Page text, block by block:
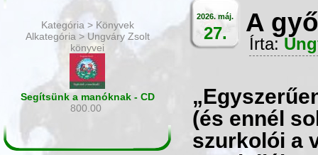
Kategória > Könyvek
Alkategória > Ungváry Zsolt
könyvei
Segítsünk a manóknak - CD
800.00
2026. máj.
27. A
Írta:
(és ennél
szurkolói a